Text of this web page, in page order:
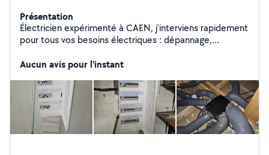
Présentation
Électricien expérimenté à CAEN, j'interviens rapidement
pour tous vos besoins électriques : dépannage,
Dépannage (pannes, courts-circuits, disjoncteurs) Mise
Installation (prises, interrupteurs, luminaires, tableaux
électriques) Je garantis un travail sérieux, sécurisé et
conforme aux normes. Devis clair et rapide
Aucun avis pour l'instant